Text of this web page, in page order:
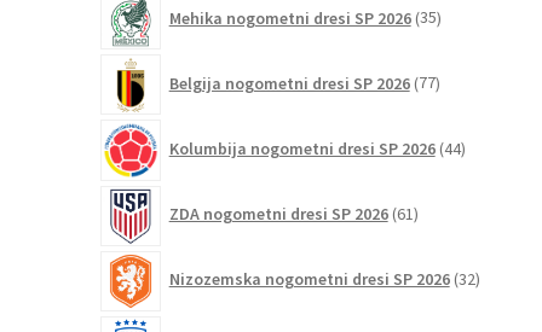
Mehika nogometni dresi SP 2026 35izdelkov
Belgija nogometni dresi SP 2026 77izdelkov
Kolumbija nogometni dresi SP 2026 44izdelkov
ZDA nogometni dresi SP 2026 61izdelkov
Nizozemska nogometni dresi SP 2026 32izdelkov